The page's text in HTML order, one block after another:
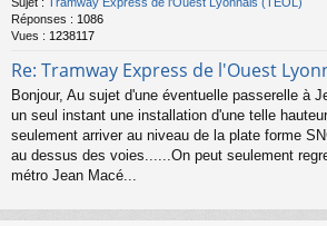
Réponses : 1086
Vues : 1238117
Re: Tramway Express de l'Ouest
Bonjour, Au sujet d'une éventuelle passerelle à
un seul instant une installation d'une telle
seulement arriver au niveau de la plate forme
au dessus des voies......On peut seulement
métro Jean Macé...